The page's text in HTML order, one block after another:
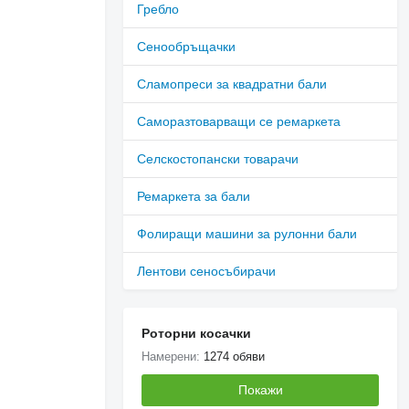
Гребло
Сенообръщачки
Сламопреси за квадратни бали
Саморазтоварващи се ремаркета
Селскостопански товарачи
Ремаркета за бали
Фолиращи машини за рулонни бали
Лентови сеносъбирачи
Роторни косачки
Намерени: 1274 обяви
Покажи